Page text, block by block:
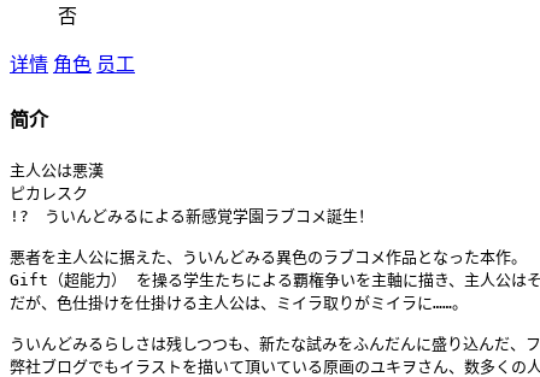
否
详情 角色 员工
简介
主人公は悪漢
ピカレスク
!?　ういんどみるによる新感覚学園ラブコメ誕生！
悪者を主人公に据えた、ういんどみる異色のラブコメ作品となった本作。
Gift（超能力） を操る学生たちによる覇権争いを主軸に描き、主人公は
だが、色仕掛けを仕掛ける主人公は、ミイラ取りがミイラに……。
ういんどみるらしさは残しつつも、新たな試みをふんだんに盛り込んだ、
弊社ブログでもイラストを描いて頂いている原画のユキヲさん、数多く